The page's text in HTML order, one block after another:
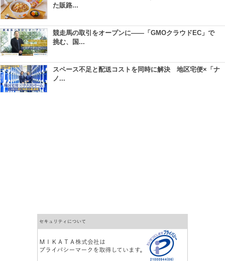
た販路...
競走馬の取引をオープンに――「GMOクラウドEC」で
挑む、国...
スペース不足と配送コストを同時に解決 地区宅便×「ナ
ノ...